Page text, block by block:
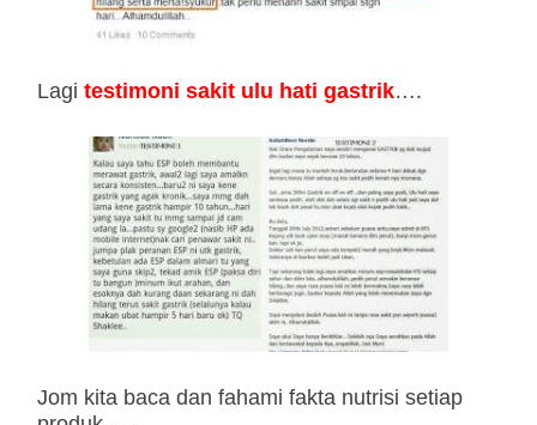
Lagi testimoni sakit ulu hati gastrik….
Jom kita baca dan fahami fakta nutrisi setiap